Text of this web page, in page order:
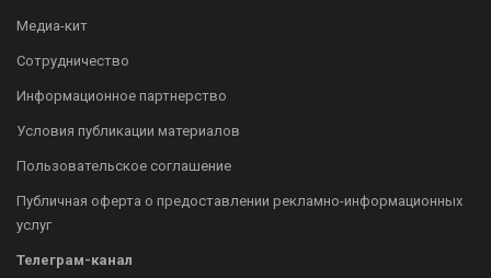
Медиа-кит
Сотрудничество
Информационное партнерство
Условия публикации материалов
Пользовательское соглашение
Публичная оферта о предоставлении рекламно-информационных
услуг
Телеграм-канал